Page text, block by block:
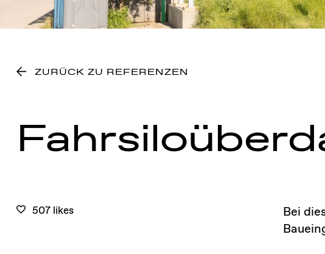
ZURÜCK ZU REFERENZEN
507 likes
Bei